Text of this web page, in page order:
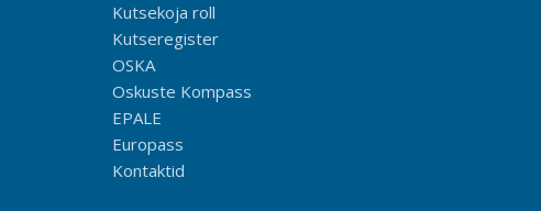
Kutsekoja roll
Kutseregister
OSKA
Oskuste Kompass
EPALE
Europass
Kontaktid